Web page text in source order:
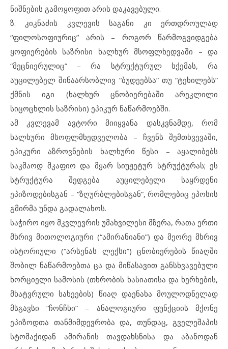
ნიშნების გამოყოფით არის დაკავებული.
ზ. კიკნაძის კვლევის საგანი კი ერთდროულად
“ფილოსოფიურიც” არის – როგორ წარმოგვიდგება
ყოფიერების საზრისი ხალხურ მსოფლხედვაში – და
“მეცნიერულიც” – რა სტრუქტურულ სქემას, რა
აუცილებელ შინაარსობლივ “ბუდეებსა” თუ “ტეხილებს”
ქმნის იგი (ხალხურ ცნობიერებაში არეკლილი
სიცოცხლის საზრისი) ეპიკურ ნაწარმოებში.
ამ კვლევამ ავტორი მიიყვანა დასკვნამდე, რომ
ხალხური მსოფლმხედველობა – ჩვენს შემთხვევაში,
ეპიკური აზროვნების ხალხური წესი – აყალიბებს
საკმაოდ მკაფიო და მყარ სიუჟეტურ სტრუქტურას; ეს
სტრუქტურა შედგება აუცილებელი საყრდენი
ეპიზოდებისგან – “ზღურბლებისგან”, რომლებიც ეპოსის
გმირმა უნდა გადალახოს.
საჭირო იყო მკვლევრის უმახვილესი მზერა, რათა ერთი
მხრივ მითოლოგიური (“ამირანიანი”) და მეორე მხრივ
ისტორიული (“არსენას ლექსი”) ცნობიერების წიაღში
შობილ ნაწარმოებთა ცა და მიწასავით განსხვავებული
ხორციელი სამოსის (თხრობის ხასიათისა და ხერხების,
მხატვრული სახეების) წიაღ დაენახა მოულოდნელად
მსგავსი “ჩონჩხი” – ანალოგიური ფუნქციის მქონე
ეპიზოდთა თანმიმდევრობა და, თუნდაც, გველეშაპის
სტომაქიდან ამირანის თავდახსნისა და აბანოდან